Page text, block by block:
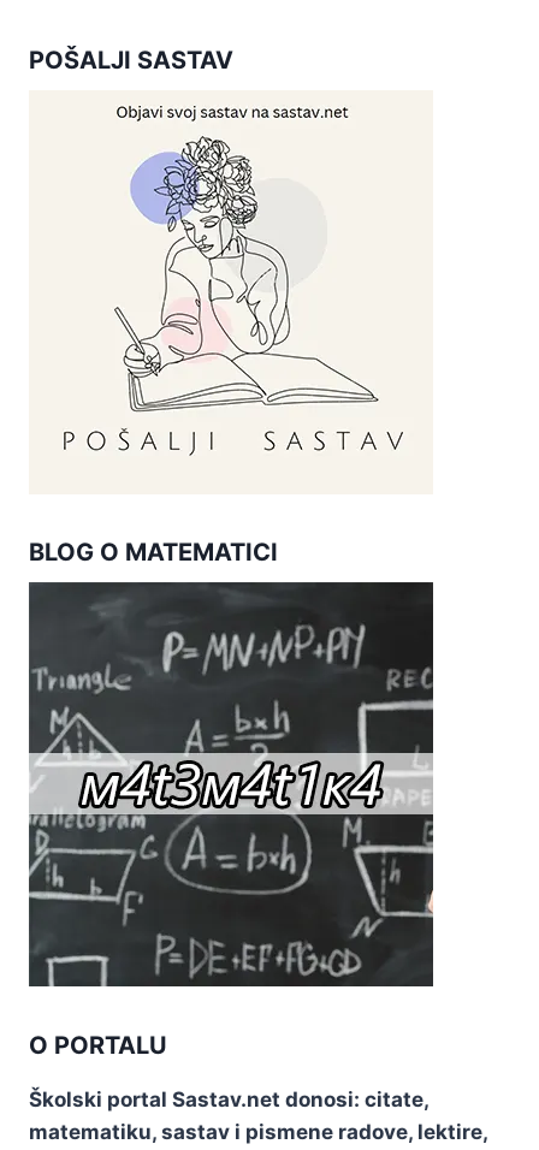
POŠALJI SASTAV
BLOG O MATEMATICI
O PORTALU
Školski portal Sastav.net donosi: citate,
matematiku, sastav i pismene radove, lektire,